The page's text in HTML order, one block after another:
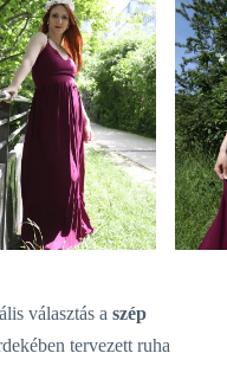
választás a szép
tervezett ruha